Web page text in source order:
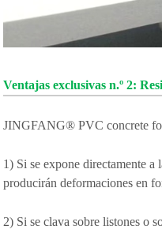
Ventajas exclusivas n.º 2:
JINGFANG® PVC concrete
1) Si se expone directamente a
producirán deformaciones en
2) Si se clava sobre listones o